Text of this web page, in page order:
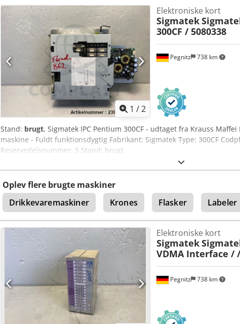
1 /2
Pegnitz 738 km
Elektroniske kort
Sigmatek
300CF / 5080338
Stand: brugt, Sigmatek IPC Pentium 300CF - udtaget fra Krauss
maskine - Fuldt funktionsdygtig Fabrikant: Sigmatek Type: 300CF
Reservedelsnummer: 5 Stand: brugt
Oplev flere brugte maskiner
Drikkevaremaskiner
Krones Flasker Labeler
Pegnitz 738 km
Elektroniske kort
Sigmatek
VDMA Interface /